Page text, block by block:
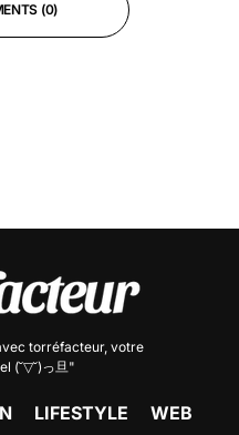
(0)
torréfacteur, votre
(˘▽˘)っ旦"
LIFESTYLE WEB